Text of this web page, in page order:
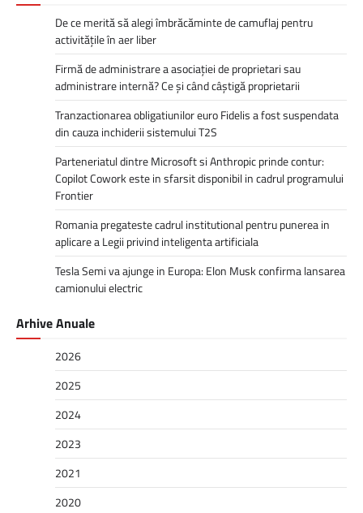
De ce merită să alegi îmbrăcăminte de camuflaj pentru
activitățile în aer liber
Firmă de administrare a asociației de proprietari sau
administrare internă? Ce și când câștigă proprietarii
Tranzactionarea obligatiunilor euro Fidelis a fost suspendata
din cauza inchiderii sistemului T2S
Parteneriatul dintre Microsoft si Anthropic prinde contur:
Copilot Cowork este in sfarsit disponibil in cadrul programului
Frontier
Romania pregateste cadrul institutional pentru punerea in
aplicare a Legii privind inteligenta artificiala
Tesla Semi va ajunge in Europa: Elon Musk confirma lansarea
camionului electric
Arhive Anuale
2026
2025
2024
2023
2021
2020